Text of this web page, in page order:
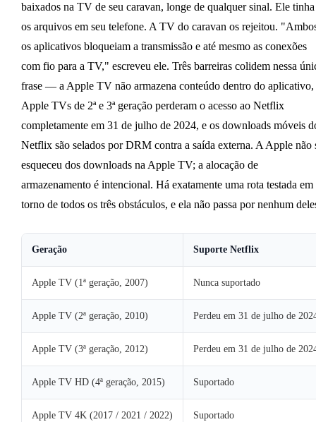
baixados na TV de seu caravan, longe de qualquer sinal. Ele tinha
os arquivos em seu telefone. A TV do caravan os rejeitou.
os aplicativos bloqueiam a transmissão e até mesmo as conexões
com fio para a TV," escreveu ele. Três barreiras colidem nessa
frase — a Apple TV não armazena conteúdo dentro do aplicativo,
Apple TVs de 2ª e 3ª geração perderam o acesso ao Netflix
completamente em 31 de julho de 2024, e os downloads móveis
Netflix são selados por DRM contra a saída externa. A Apple não
esqueceu dos downloads na Apple TV; a alocação de
armazenamento é intencional. Há exatamente uma rota testada em
torno de todos os três obstáculos, e ela não passa por nenhum
Geração Suporte Netflix
Apple TV (1ª geração, 2007) Nunca suportado
Apple TV (2ª geração, 2010) Perdeu em 31 de julho de
Apple TV (3ª geração, 2012) Perdeu em 31 de julho de
Apple TV HD (4ª geração, 2015) Suportado
Apple TV 4K (2017 / 2021 / 2022) Suportado